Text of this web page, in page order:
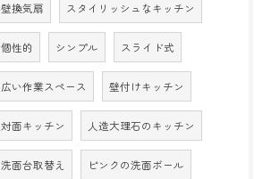
壁換気扇 スタイリッシュなキッチン
個性的 シンプル スライド式
広い作業スペース 壁付けキッチン
対面キッチン 人造大理石のキッチン
洗面台取替え ピンクの洗面ボール